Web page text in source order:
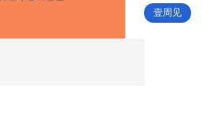
态！壹周见